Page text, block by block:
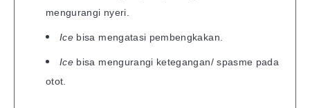
mengurangi nyeri.
Ice bisa mengatasi pembengkakan.
Ice bisa mengurangi ketegangan/ spasme pada
otot.